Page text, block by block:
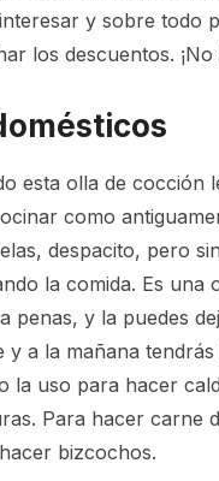
y sobre todo
los descuentos. ¡No
esta olla de cocción
como
despacito, pero
la comida. Es una
penas, y la puedes
y a la mañana tendrás
la uso para hacer
Para hacer carne
bizcochos.